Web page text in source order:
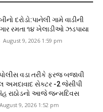
દરોડો:પાનેલી ગામે વાડીની
રમતા ૧૪ ખેલાડીઓ ઝડપાયા
August 9, 2026 1:59 pm
વડા તરીકે ફરજ બજાવી
અમદાવાદ સેક્ટર -2 જેસીપી
રાઠોડનો આજે જન્મદિવસ
August 9, 2026 1:52 pm